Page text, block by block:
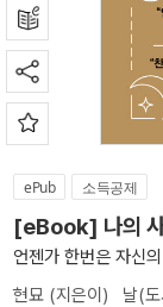
ePub 소득공제
[eBook] 나의 사
언젠가 한번은 자신
현묘 (지은이) 날(